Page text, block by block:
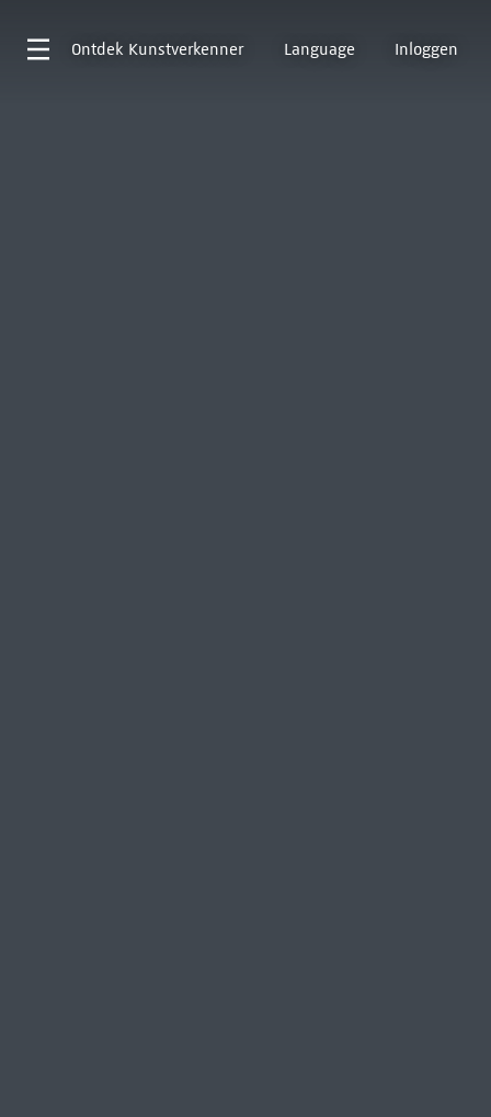
Ontdek Kunstverkenner Language Inloggen